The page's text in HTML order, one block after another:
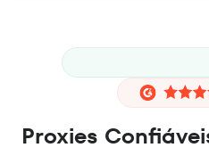
Proxies